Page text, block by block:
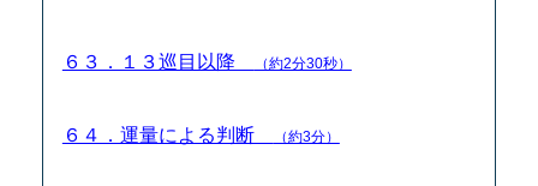
６３．１３巡目以降 （約2分30秒）
６４．運量による判断 （約3分）